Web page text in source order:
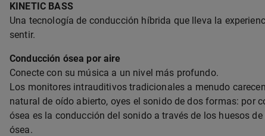
KINETIC BASS
Una tecnología de conducción híbrida que lleva la
sentir.
Conducción ósea por aire
Conecte con su música a un nivel más profundo.
Los monitores intrauditivos tradicionales a menudo
natural de oído abierto, oyes el sonido de dos formas: por
ósea es la conducción del sonido a través de los huesos
ósea.